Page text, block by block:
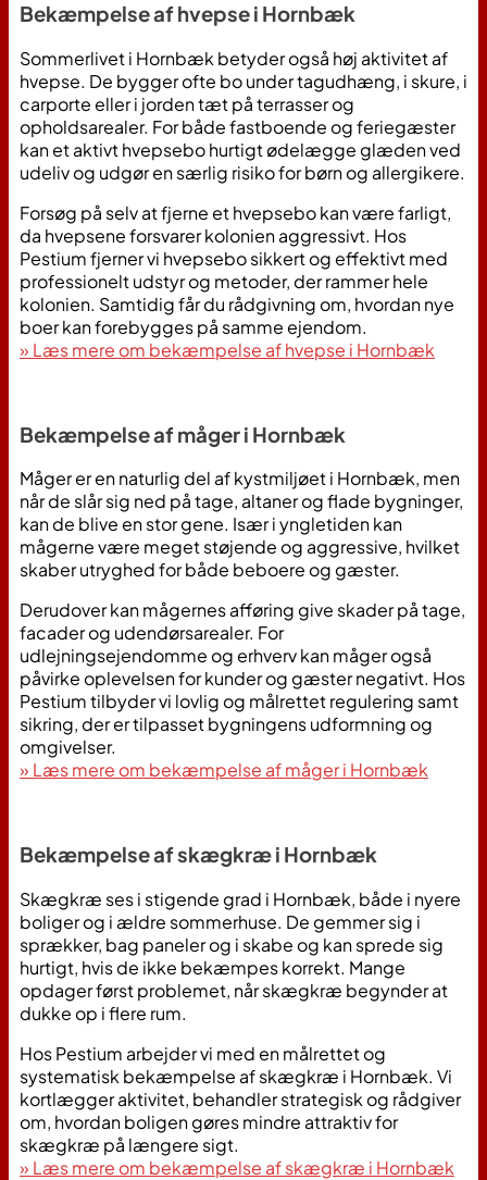
Bekæmpelse af hvepse i Hornbæk
Sommerlivet i Hornbæk betyder også høj aktivitet af
hvepse. De bygger ofte bo under tagudhæng, i skure, i
carporte eller i jorden tæt på terrasser og
opholdsarealer. For både fastboende og feriegæster
kan et aktivt hvepsebo hurtigt ødelægge glæden ved
udeliv og udgør en særlig risiko for børn og allergikere.
Forsøg på selv at fjerne et hvepsebo kan være farligt,
da hvepsene forsvarer kolonien aggressivt. Hos
Pestium fjerner vi hvepsebo sikkert og effektivt med
professionelt udstyr og metoder, der rammer hele
kolonien. Samtidig får du rådgivning om, hvordan nye
boer kan forebygges på samme ejendom.
» Læs mere om bekæmpelse af hvepse i Hornbæk
Bekæmpelse af måger i Hornbæk
Måger er en naturlig del af kystmiljøet i Hornbæk, men
når de slår sig ned på tage, altaner og flade bygninger,
kan de blive en stor gene. Især i yngletiden kan
mågerne være meget støjende og aggressive, hvilket
skaber utryghed for både beboere og gæster.
Derudover kan mågernes afføring give skader på tage,
facader og udendørsarealer. For
udlejningsejendomme og erhverv kan måger også
påvirke oplevelsen for kunder og gæster negativt. Hos
Pestium tilbyder vi lovlig og målrettet regulering samt
sikring, der er tilpasset bygningens udformning og
omgivelser.
» Læs mere om bekæmpelse af måger i Hornbæk
Bekæmpelse af skægkræ i Hornbæk
Skægkræ ses i stigende grad i Hornbæk, både i nyere
boliger og i ældre sommerhuse. De gemmer sig i
sprækker, bag paneler og i skabe og kan sprede sig
hurtigt, hvis de ikke bekæmpes korrekt. Mange
opdager først problemet, når skægkræ begynder at
dukke op i flere rum.
Hos Pestium arbejder vi med en målrettet og
systematisk bekæmpelse af skægkræ i Hornbæk. Vi
kortlægger aktivitet, behandler strategisk og rådgiver
om, hvordan boligen gøres mindre attraktiv for
skægkræ på længere sigt.
» Læs mere om bekæmpelse af skægkræ i Hornbæk